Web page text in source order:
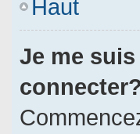
Haut
Je me